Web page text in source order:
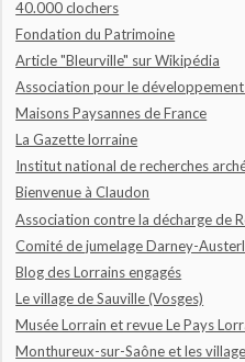
40.000 clochers
Fondation du Patrimoine
Article "Bleurville" sur Wikipédia
Association pour le
Maisons Paysannes de France
La Gazette lorraine
Institut national de recherches
Bienvenue à Claudon
Association contre la décharge de
Comité de jumelage Darney-
Blog des Lorrains engagés
Le village de Sauville (Vosges)
Musée Lorrain et revue Le Pays
Monthureux-sur-Saône et les